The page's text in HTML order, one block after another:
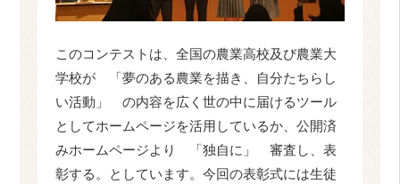
このコンテストは、全国の農業高校及び農業大
学校が 「夢のある農業を描き、自分たちらし
い活動」 の内容を広く世の中に届けるツール
としてホームページを活用しているか、公開済
みホームページより 「独自に」 審査し、表
彰する。としています。今回の表彰式には生徒